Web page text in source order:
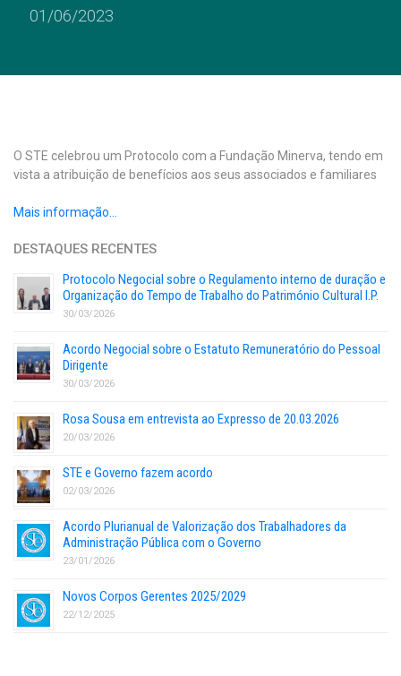
01/06/2023
O STE celebrou um Protocolo com a Fundação Minerva, tendo em
vista a atribuição de benefícios aos seus associados e familiares
Mais informação…
DESTAQUES RECENTES
Protocolo Negocial sobre o Regulamento interno de duração e
Organização do Tempo de Trabalho do Património Cultural I.P.
30/03/2026
Acordo Negocial sobre o Estatuto Remuneratório do Pessoal
Dirigente
30/03/2026
Rosa Sousa em entrevista ao Expresso de 20.03.2026
20/03/2026
STE e Governo fazem acordo
02/03/2026
Acordo Plurianual de Valorização dos Trabalhadores da
Administração Pública com o Governo
23/01/2026
Novos Corpos Gerentes 2025/2029
22/12/2025